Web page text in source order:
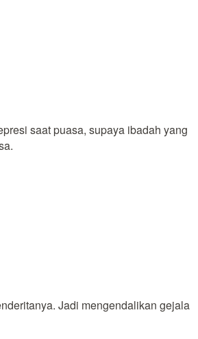
saat puasa, supaya ibadah yang
Jadi mengendalikan gejala